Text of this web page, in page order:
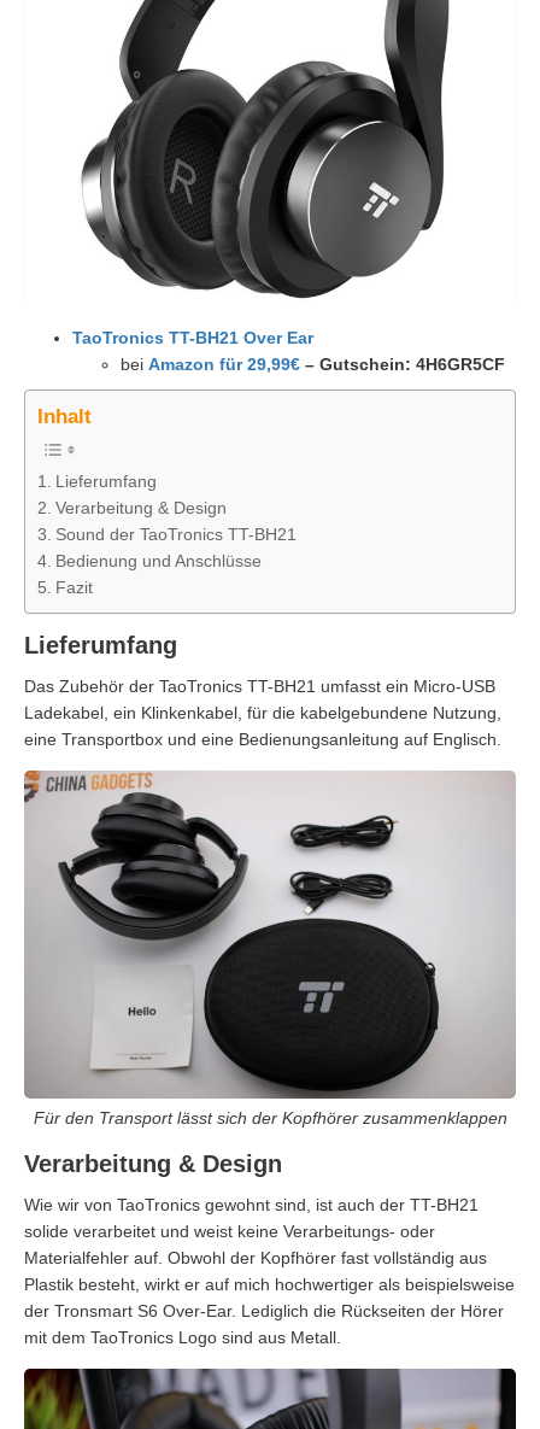
TaoTronics TT-BH21 Over Ear
bei Amazon für 29,99€ – Gutschein: 4H6GR5CF
Inhalt
Lieferumfang
Verarbeitung & Design
Sound der TaoTronics TT-BH21
Bedienung und Anschlüsse
Fazit
Lieferumfang
Das Zubehör der TaoTronics TT-BH21 umfasst ein Micro-USB
Ladekabel, ein Klinkenkabel, für die kabelgebundene Nutzung,
eine Transportbox und eine Bedienungsanleitung auf Englisch.
Für den Transport lässt sich der Kopfhörer zusammenklappen
Verarbeitung & Design
Wie wir von TaoTronics gewohnt sind, ist auch der TT-BH21
solide verarbeitet und weist keine Verarbeitungs- oder
Materialfehler auf. Obwohl der Kopfhörer fast vollständig aus
Plastik besteht, wirkt er auf mich hochwertiger als beispielsweise
der Tronsmart S6 Over-Ear. Lediglich die Rückseiten der Hörer
mit dem TaoTronics Logo sind aus Metall.